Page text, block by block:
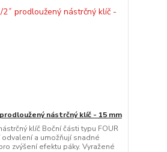
nástrčný klíč - 15 mm
klíč Boční části typu FOUR
a umožňují snadné
zvýšení efektu páky. Vyražené